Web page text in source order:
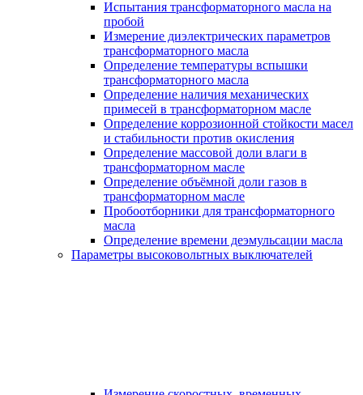
Испытания трансформаторного масла на
пробой
Измерение диэлектрических параметров
трансформаторного масла
Определение температуры вспышки
трансформаторного масла
Определение наличия механических
примесей в трансформаторном масле
Определение коррозионной стойкости масел
и стабильности против окисления
Определение массовой доли влаги в
трансформаторном масле
Определение объёмной доли газов в
трансформаторном масле
Пробоотборники для трансформаторного
масла
Определение времени деэмульсации масла
Параметры высоковольтных выключателей